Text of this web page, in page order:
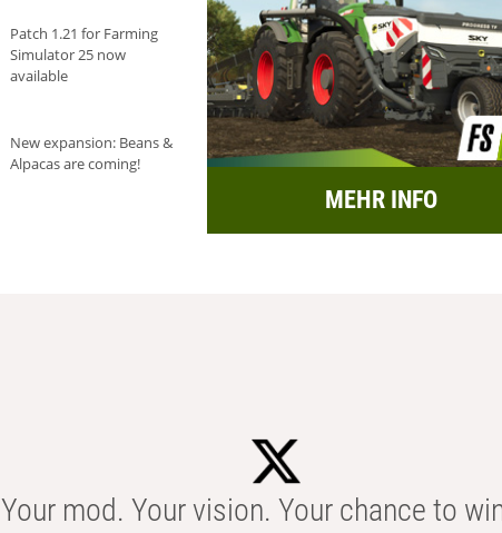
Patch 1.21 for Farming
Simulator 25 now
available
New expansion: Beans &
Alpacas are coming!
MEHR INFO
Your mod. Your vision. Your chance to